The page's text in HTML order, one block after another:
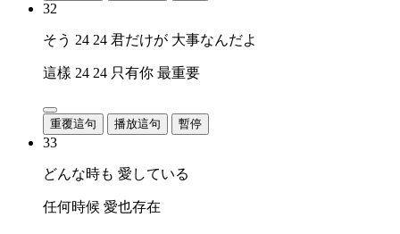
32
そう 24 24 君だけが 大事なんだよ
這樣 24 24 只有你 最重要
重覆這句 播放這句 暫停
33
どんな時も 愛している
任何時候 愛也存在